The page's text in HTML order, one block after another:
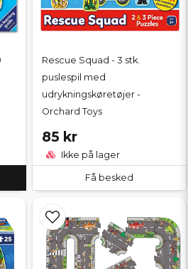
Rescue Squad - 3 stk.
puslespil med
udrykningskøretøjer -
Orchard Toys
85 kr
Ikke på lager
Få besked